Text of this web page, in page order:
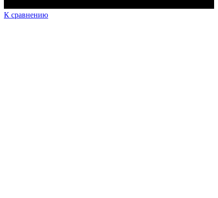
К сравнению